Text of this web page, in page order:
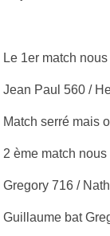
Le 1er match
Jean Paul 560 /
Match serré mais
2 ème match
Gregory 716 /
Guillaume bat